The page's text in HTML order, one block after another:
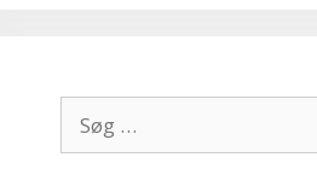
efter: